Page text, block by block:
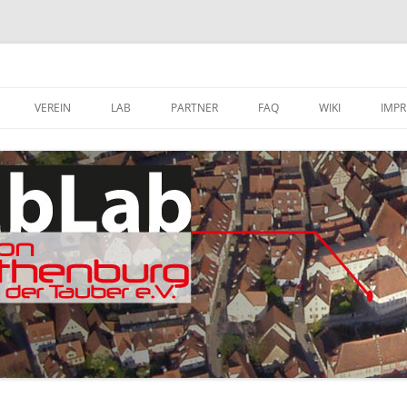
VEREIN LAB PARTNER FAQ WIKI